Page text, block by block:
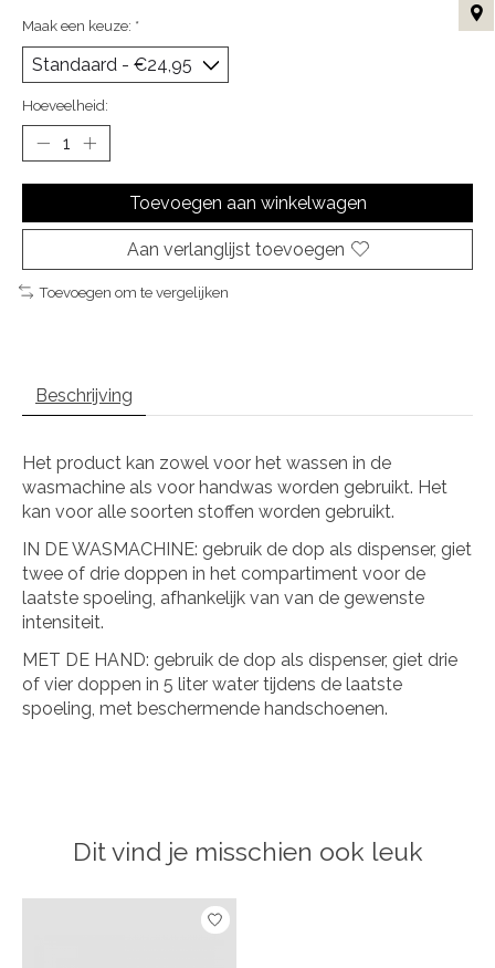
Maak een keuze: *
Hoeveelheid:
Toevoegen aan winkelwagen
Aan verlanglijst toevoegen
Toevoegen om te vergelijken
Beschrijving
Het product kan zowel voor het wassen in de
wasmachine als voor handwas worden gebruikt. Het
kan voor alle soorten stoffen worden gebruikt.
IN DE WASMACHINE: gebruik de dop als dispenser, giet
twee of drie doppen in het compartiment voor de
laatste spoeling, afhankelijk van van de gewenste
intensiteit.
MET DE HAND: gebruik de dop als dispenser, giet drie
of vier doppen in 5 liter water tijdens de laatste
spoeling, met beschermende handschoenen.
Dit vind je misschien ook leuk
Items van productcarrousel